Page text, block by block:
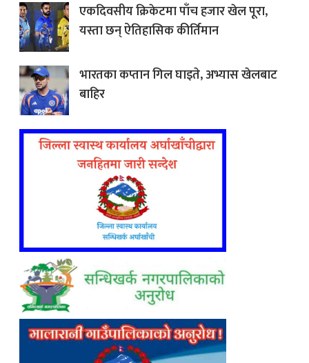
एकदिवसीय क्रिकेटमा पाँच हजार खेल पूरा,
यस्ता छन् ऐतिहासिक कीर्तिमान
भारतका कप्तान गिल घाइते, अभ्यास खेलबाट
बाहिर